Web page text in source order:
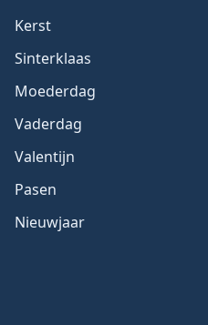
Kerst
Sinterklaas
Moederdag
Vaderdag
Valentijn
Pasen
Nieuwjaar